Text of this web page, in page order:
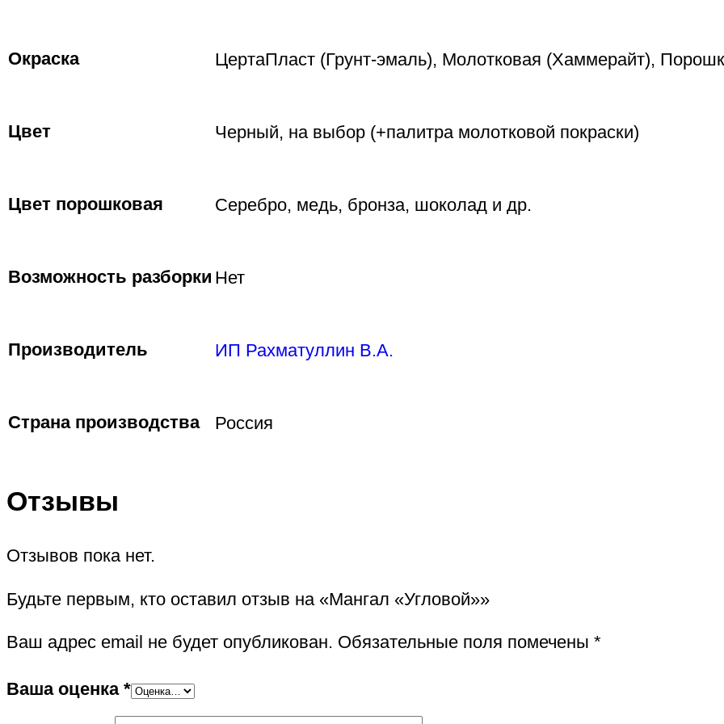
Окраска ЦертаПласт (Грунт-эмаль), Молотковая (Хаммерайт),
Цвет Черный, на выбор (+палитра молотковой покраски)
Цвет порошковая Серебро, медь, бронза, шоколад и др.
Возможность разборки Нет
Производитель ИП Рахматуллин В.А.
Страна производства Россия
Отзывы
Отзывов пока нет.
Будьте первым, кто оставил отзыв на «Мангал «Угловой»»
Ваш адрес email не будет опубликован. Обязательные поля помечены *
Ваша оценка *